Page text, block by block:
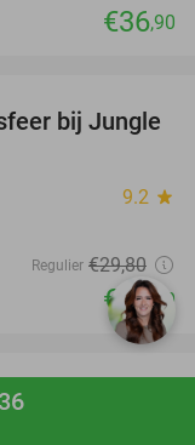
€36,90
21%
bij Jungle
9.2 star
Regulier €29,80
€23,50
favorite_border
Maasplassen